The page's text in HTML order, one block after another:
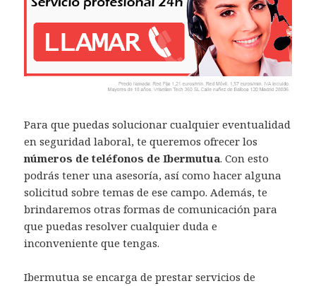
Para que puedas solucionar cualquier eventualidad
en seguridad laboral, te queremos ofrecer los
números de teléfonos de Ibermutua. Con esto
podrás tener una asesoría, así como hacer alguna
solicitud sobre temas de ese campo. Además, te
brindaremos otras formas de comunicación para
que puedas resolver cualquier duda e
inconveniente que tengas.
Ibermutua se encarga de prestar servicios de